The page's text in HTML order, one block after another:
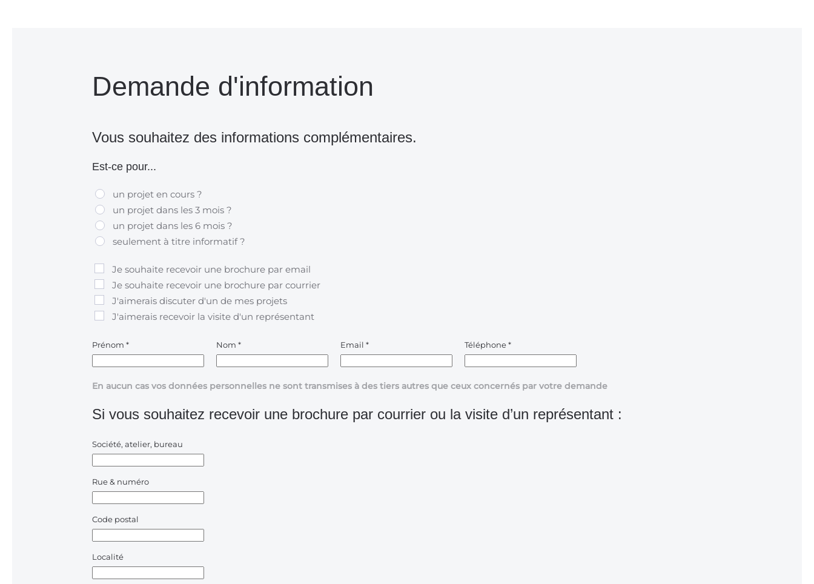
Demande d'information
Vous souhaitez des informations complémentaires.
Est-ce pour...
un projet en cours ?
un projet dans les 3 mois ?
un projet dans les 6 mois ?
seulement à titre informatif ?
Je souhaite recevoir une brochure par email
Je souhaite recevoir une brochure par courrier
J'aimerais discuter d'un de mes projets
J'aimerais recevoir la visite d'un représentant
Prénom * Nom * Email * Téléphone*
En aucun cas vos données personnelles ne sont transmises à des tiers autres que ceux concernés par votre demande
Si vous souhaitez recevoir une brochure par courrier ou la visite d’un représentant :
Société, atelier, bureau
Rue & numéro
Code postal
Localité